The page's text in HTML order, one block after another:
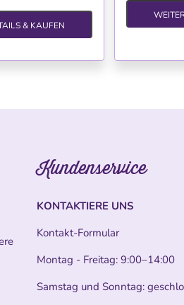
& KAUFEN
Kundenservice
KONTAKTIERE UNS
Kontakt-Formular
Montag - Freitag: 9:00–14:00
Samstag und Sonntag: